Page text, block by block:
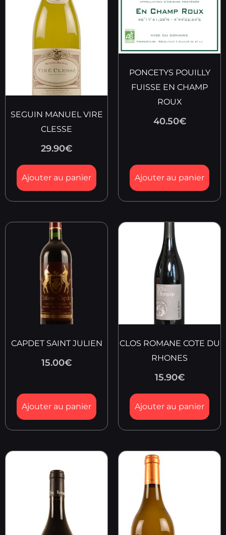
SEGUIN MANUEL VIRE
CLESSE
29.90€
Ajouter au panier
PONCETYS POUILLY
FUISSE EN CHAMP
ROUX
40.50€
Ajouter au panier
CAPDET SAINT JULIEN
15.00€
Ajouter au panier
CLOS ROMANE COTE DU
RHONES
15.90€
Ajouter au panier